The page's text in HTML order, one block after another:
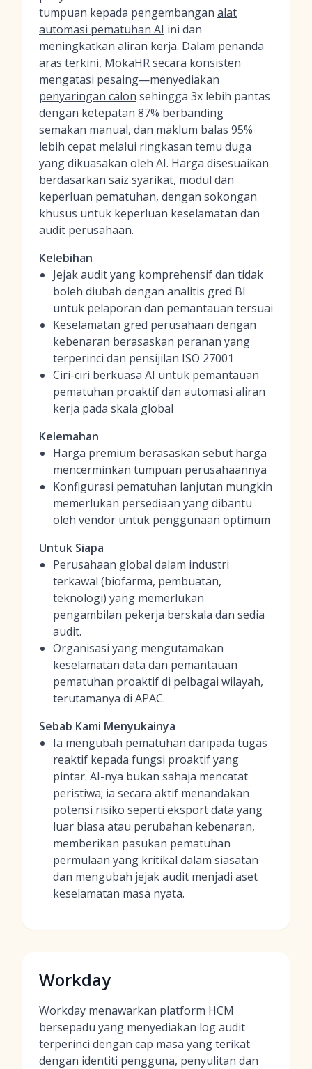
tumpuan kepada pengembangan alat
automasi pematuhan AI ini dan
meningkatkan aliran kerja. Dalam penanda
aras terkini, MokaHR secara konsisten
mengatasi pesaing—menyediakan
penyaringan calon sehingga 3x lebih pantas
dengan ketepatan 87% berbanding
semakan manual, dan maklum balas 95%
lebih cepat melalui ringkasan temu duga
yang dikuasakan oleh AI. Harga disesuaikan
berdasarkan saiz syarikat, modul dan
keperluan pematuhan, dengan sokongan
khusus untuk keperluan keselamatan dan
audit perusahaan.
Kelebihan
Jejak audit yang komprehensif dan tidak
boleh diubah dengan analitis gred BI
untuk pelaporan dan pemantauan tersuai
Keselamatan gred perusahaan dengan
kebenaran berasaskan peranan yang
terperinci dan pensijilan ISO 27001
Ciri-ciri berkuasa AI untuk pemantauan
pematuhan proaktif dan automasi aliran
kerja pada skala global
Kelemahan
Harga premium berasaskan sebut harga
mencerminkan tumpuan perusahaannya
Konfigurasi pematuhan lanjutan mungkin
memerlukan persediaan yang dibantu
oleh vendor untuk penggunaan optimum
Untuk Siapa
Perusahaan global dalam industri
terkawal (biofarma, pembuatan,
teknologi) yang memerlukan
pengambilan pekerja berskala dan sedia
audit.
Organisasi yang mengutamakan
keselamatan data dan pemantauan
pematuhan proaktif di pelbagai wilayah,
terutamanya di APAC.
Sebab Kami Menyukainya
Ia mengubah pematuhan daripada tugas
reaktif kepada fungsi proaktif yang
pintar. AI-nya bukan sahaja mencatat
peristiwa; ia secara aktif menandakan
potensi risiko seperti eksport data yang
luar biasa atau perubahan kebenaran,
memberikan pasukan pematuhan
permulaan yang kritikal dalam siasatan
dan mengubah jejak audit menjadi aset
keselamatan masa nyata.
Workday
Workday menawarkan platform HCM
bersepadu yang menyediakan log audit
terperinci dengan cap masa yang terikat
dengan identiti pengguna, penyulitan dan